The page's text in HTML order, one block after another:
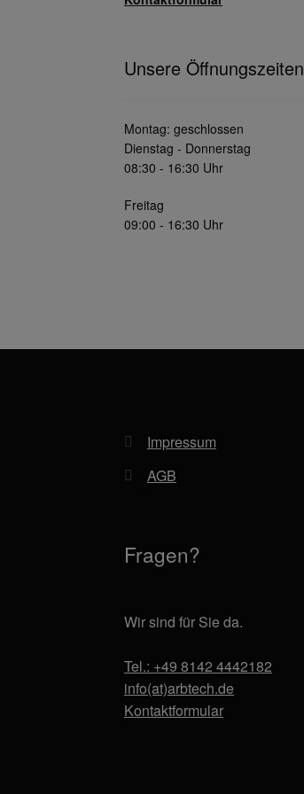
Unsere Öffnungszeiten
Montag: geschlossen
Dienstag - Donnerstag
08:30 - 16:30 Uhr
Freitag
09:00 - 16:30 Uhr
Impressum
AGB
Fragen?
Wir sind für Sie da.
Tel.: +49 8142 4442182
info(at)arbtech.de
Kontaktformular